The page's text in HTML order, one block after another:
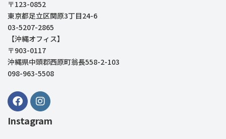
〒123-0852
東京都足立区関原3丁目24-6
03-5207-2865
【沖縄オフィス】
〒903-0117
沖縄県中頭郡西原町翁長558-2-103
098-963-5508
Instagram